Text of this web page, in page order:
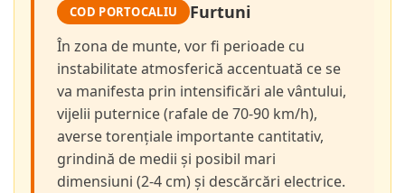
COD PORTOCALIU Furtuni
În zona de munte, vor fi perioade cu
instabilitate atmosferică accentuată ce se
va manifesta prin intensificări ale vântului,
vijelii puternice (rafale de 70-90 km/h),
averse torențiale importante cantitativ,
grindină de medii și posibil mari
dimensiuni (2-4 cm) și descărcări electrice.